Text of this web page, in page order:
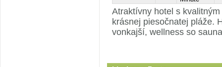
Atraktívny hotel s
krásnej piesočnatej pláže.
vonkajší, wellness so